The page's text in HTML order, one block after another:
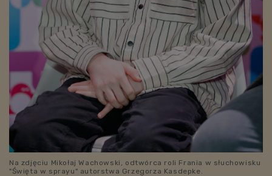
Na zdjęciu Mikołaj Wachowski, odtwórca roli Frania w słuchowisku
"Święta w sprayu" autorstwa Grzegorza Kasdepke.